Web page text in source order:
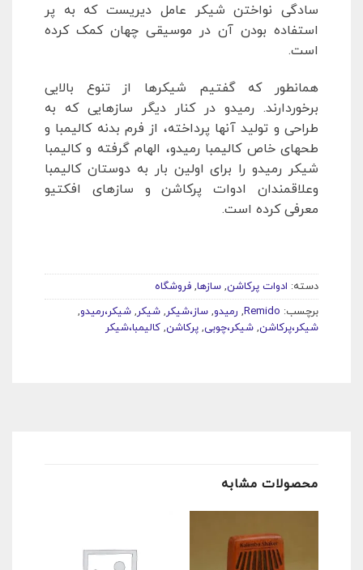
سادگی نواختن شیکر عامل دیریست که به پر
استفاده بودن آن در موسیقی چهان کمک کرده
است.
همانطور که گفتیم شیکرها از تنوع بالایی
برخوردارند. رمیدو در کنار دیگر سازهایی که به
طراحی و تولید آنها پرداخته، از فرم بدنه کالیمبا و
طحهای خاص کالیمبا رمیدو، الهام گرفته و کالیمبا
شیکر رمیدو را برای اولین بار به دوستان کالیمبا
وعلاقمندان ادوات پرکاشن و سازهای افکتیو
معرفی کرده است.
دسته: ادوات پرکاشن,سازها,فروشگاه
برچسب: Remido
,رمیدو,ساز،شیکر,شیکر,شیکر،رمیدو,
شیکر،پرکاشن,شیکر،چوبی,پرکاشن,کالیمبا،شیکر
محصولات مشابه